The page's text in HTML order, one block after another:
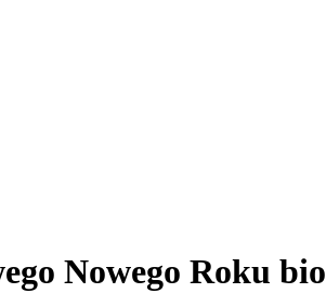
Nowego Roku bio